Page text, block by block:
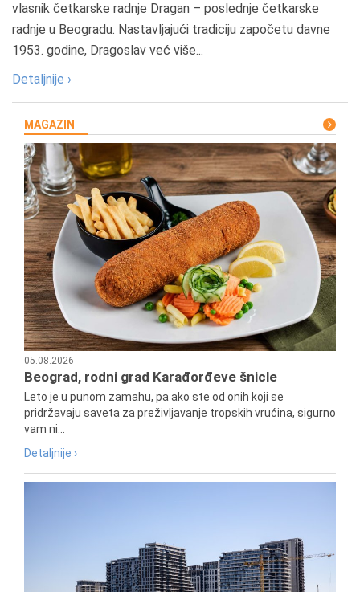
vlasnik četkarske radnje Dragan – poslednje četkarske
radnje u Beogradu. Nastavljajući tradiciju započetu davne
1953. godine, Dragoslav već više...
Detaljnije ›
MAGAZIN
05.08.2026
Beograd, rodni grad Karađorđeve šnicle
Leto je u punom zamahu, pa ako ste od onih koji se
pridržavaju saveta za preživljavanje tropskih vrućina, sigurno
vam ni...
Detaljnije ›